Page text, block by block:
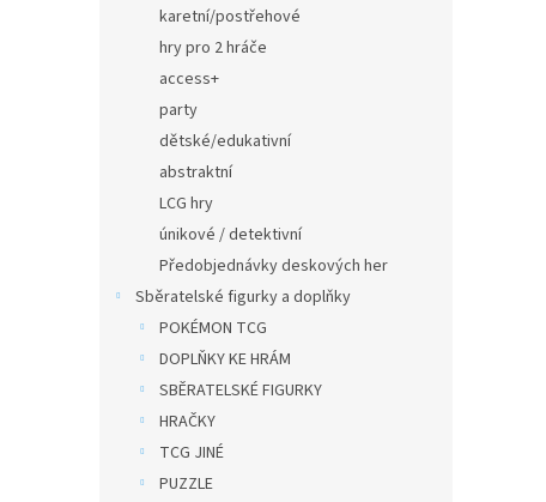
karetní/postřehové
hry pro 2 hráče
access+
party
dětské/edukativní
abstraktní
LCG hry
únikové / detektivní
Předobjednávky deskových her
Sběratelské figurky a doplňky
POKÉMON TCG
DOPLŇKY KE HRÁM
SBĚRATELSKÉ FIGURKY
HRAČKY
TCG JINÉ
PUZZLE